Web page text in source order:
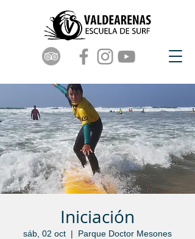
Iniciación
sáb, 02 oct
  |
Parque Doctor Mesones